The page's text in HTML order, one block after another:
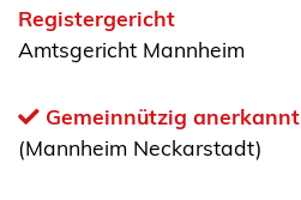
Registergericht
Amtsgericht Mannheim
Gemeinnützig anerkannt
(Mannheim Neckarstadt)